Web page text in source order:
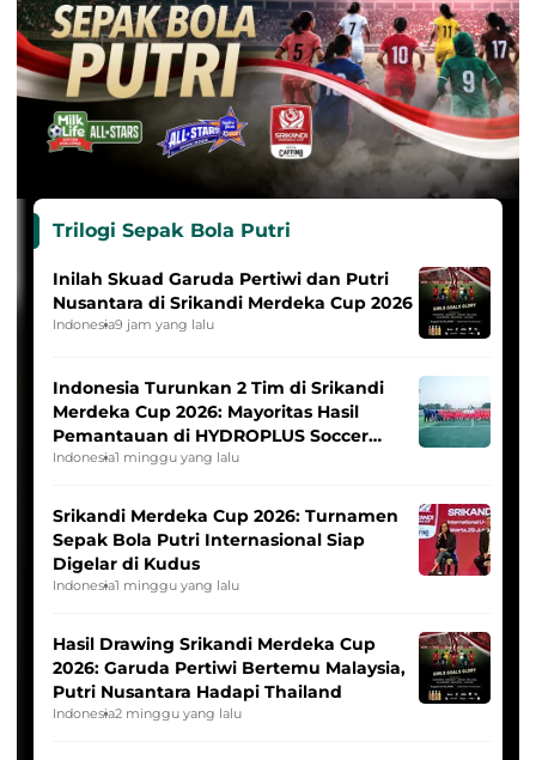
Trilogi Sepak Bola Putri
Inilah Skuad Garuda Pertiwi dan Putri
Nusantara di Srikandi Merdeka Cup 2026
Indonesia9 jam yang lalu
Indonesia Turunkan 2 Tim di Srikandi
Merdeka Cup 2026: Mayoritas Hasil
Pemantauan di HYDROPLUS Soccer
League
Indonesia1 minggu yang lalu
Srikandi Merdeka Cup 2026: Turnamen
Sepak Bola Putri Internasional Siap
Digelar di Kudus
Indonesia1 minggu yang lalu
Hasil Drawing Srikandi Merdeka Cup
2026: Garuda Pertiwi Bertemu Malaysia,
Putri Nusantara Hadapi Thailand
Indonesia2 minggu yang lalu